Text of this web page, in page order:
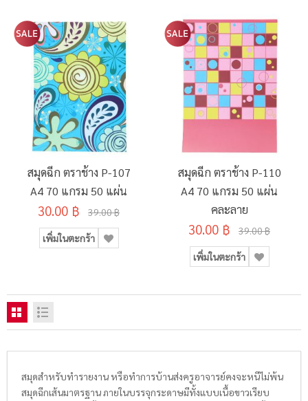
สมุดฉีก ตราช้าง P-107
A4 70 แกรม 50 แผ่น
30.00 ฿ 39.00 ฿
เพิ่มในตะกร้า
สมุดฉีก ตราช้าง P-110
A4 70 แกรม 50 แผ่น
คละลาย
30.00 ฿ 39.00 ฿
เพิ่มในตะกร้า
สมุดสำหรับทำรายงาน หรือทำการบ้านส่งครูอาจารย์คงจะหนีไม่พ้น
สมุดฉีกเส้นมาตรฐาน ภายในบรรจุกระดาษมีทั้งแบบเนื้อขาวเรียบ